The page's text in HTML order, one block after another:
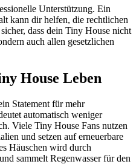
Unterstützung. Ein
kann dir helfen, die rechtlichen
dass dein Tiny House nicht
auch allen gesetzlichen
House Leben
Statement für mehr
automatisch weniger
Viele Tiny House Fans nutzen
und setzen auf erneuerbare
Häuschen wird durch
sammelt Regenwasser für den